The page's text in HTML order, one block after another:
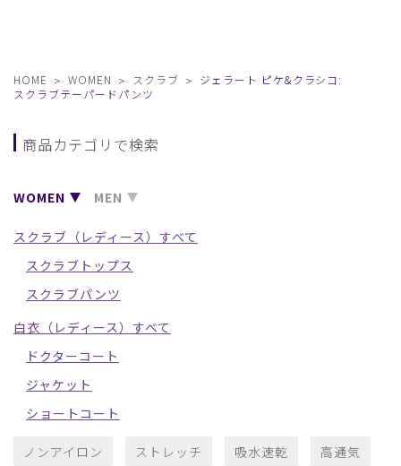
HOME WOMEN スクラブ
ジェラート ピケ&クラシコ:
スクラブテーパードパンツ
商品カテゴリで検索
WOMEN MEN
スクラブ（レディース）すべて
スクラブトップス
スクラブパンツ
白衣（レディース）すべて
ドクターコート
ジャケット
ショートコート
ノンアイロン ストレッチ 吸水速乾 高通気